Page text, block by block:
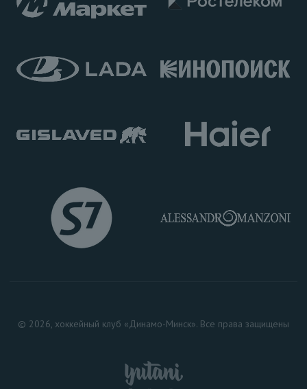
© 2026, хоккейный клуб «Динамо-Минск». Все права защищены